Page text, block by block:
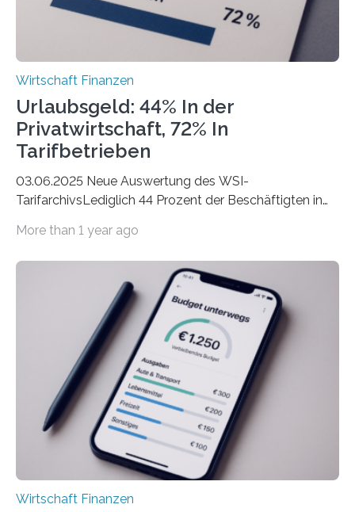
Wirtschaft Finanzen
Urlaubsgeld: 44% In der
Privatwirtschaft, 72% In
Tarifbetrieben
03.06.2025 Neue Auswertung des WSI-
TarifarchivsLediglich 44 Prozent der Beschäftigten in
tarifgebundenen Betrieben ist der Anteil mit 72 Prozent
Unterkünfte fast überall deutlich teurer geworden. Für
viele Beschäftigte ist deshalb das zumeist im Juni oder
Juli ausgezahlte Urlaubsgeld ein wichtiger Faktor, um
sich den wohlverdienten Jahresurlaub leisten zu
können. Allerdings erhält mit 44 Prozent noch nicht
einmal die Hälfte aller Beschäftigten in der
Privatwirtschaft Urlaubsgeld. Zu diesem…
More than 1 year ago
Wirtschaft Finanzen